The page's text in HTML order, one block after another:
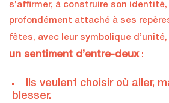
s’affirmer, à construire son
profondément attaché à ses
fêtes, avec leur symbolique d’unité,
un sentiment d’entre-deux:
Ils veulent choisir où aller,
blesser.